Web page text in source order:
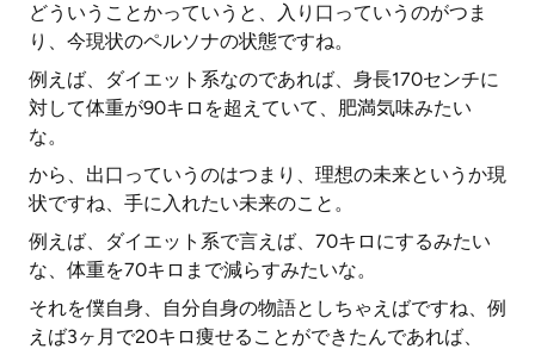
どういうことかっていうと、入り口っていうのがつま
り、今現状のペルソナの状態ですね。
例えば、ダイエット系なのであれば、身長170センチに
対して体重が90キロを超えていて、肥満気味みたい
な。
から、出口っていうのはつまり、理想の未来というか現
状ですね、手に入れたい未来のこと。
例えば、ダイエット系で言えば、70キロにするみたい
な、体重を70キロまで減らすみたいな。
それを僕自身、自分自身の物語としちゃえばですね、例
えば3ヶ月で20キロ痩せることができたんであれば、